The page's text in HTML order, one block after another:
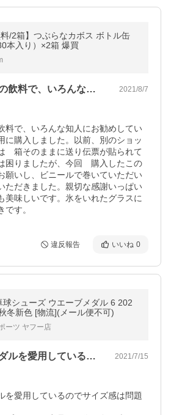
料/2箱】つぶらなカボス ボトル缶
本入り）×2箱 爆買
自分でお気に入りの飲料で、いろんな知人… 2021/8/7
料で、いろんな知人にお勧めしてい
に購入しました。以前、別のショッ
　箱そのままに送り伝票が貼られて
困りましたが、今回　購入したこの
願いし、ビニールで巻いていただい
ただきました。親切な感謝いっぱい
美味しいです。氷をいれたグラスに
す。
違反報告 いいね 0
球シューズ ウエーブメダル 6 202
冬新色 [物流](メール便不可)
ーツ ヤフー店
ずっとウエーブメダルを愛用しているので… 2021/7/15
を愛用しているのでサイズ感は問題